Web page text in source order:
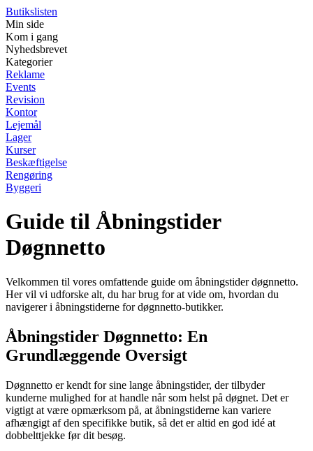
Butikslisten
Min side
Kom i gang
Nyhedsbrevet
Kategorier
Reklame
Events
Revision
Kontor
Lejemål
Lager
Kurser
Beskæftigelse
Rengøring
Byggeri
Guide til Åbningstider
Døgnnetto
Velkommen til vores omfattende guide om åbningstider døgnnetto.
Her vil vi udforske alt, du har brug for at vide om, hvordan du
navigerer i åbningstiderne for døgnnetto-butikker.
Åbningstider Døgnnetto: En
Grundlæggende Oversigt
Døgnnetto er kendt for sine lange åbningstider, der tilbyder
kunderne mulighed for at handle når som helst på døgnet. Det er
vigtigt at være opmærksom på, at åbningstiderne kan variere
afhængigt af den specifikke butik, så det er altid en god idé at
dobbelttjekke før dit besøg.